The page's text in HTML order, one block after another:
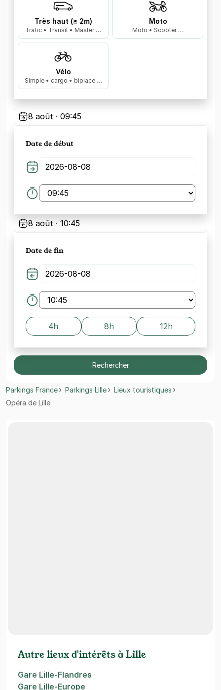
Très haut (≥ 2m)
Trafic • Transit • Master …
Moto
Moto • Scooter …
Vélo
Simple • cargo • biplace …
8 août · 09:45
Date de début
8 août · 10:45
Date de fin
4h 8h 12h
Rechercher
Parkings France Parkings Lille
Lieux touristiques
Opéra de Lille
Autre lieux d'intérêts à Lille
Gare Lille-Flandres
Gare Lille-Europe